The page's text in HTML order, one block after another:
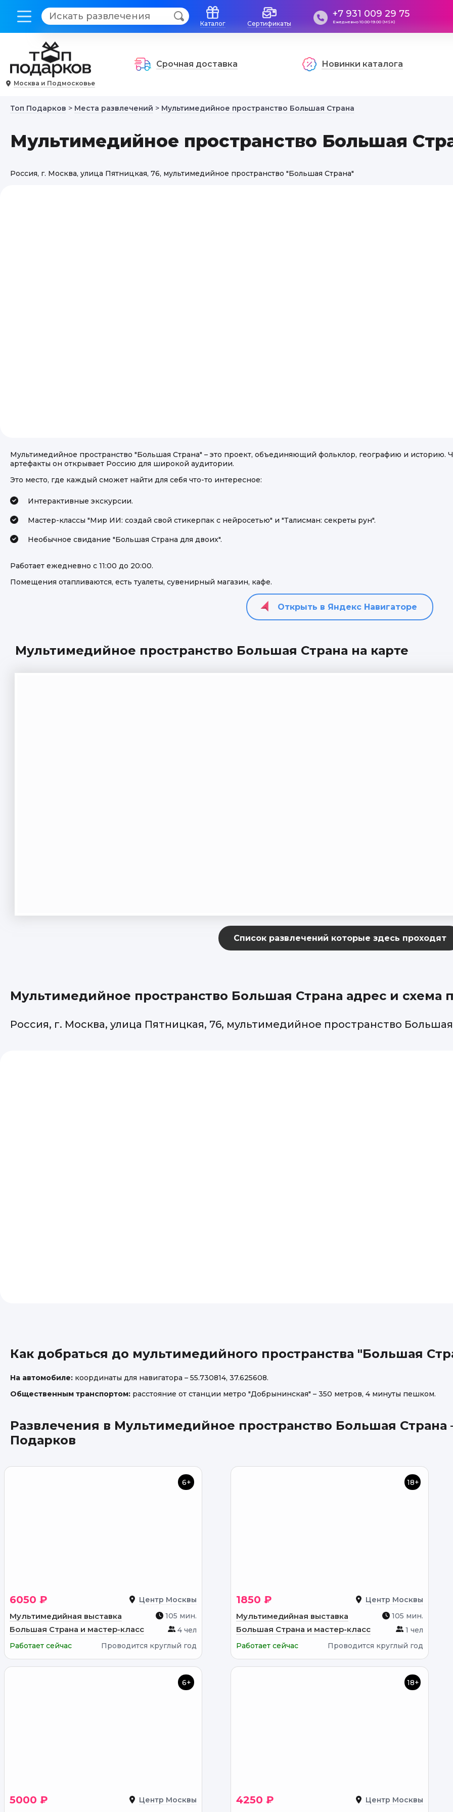
Каталог Сертификаты
+7 931 009 29 75
Ежедневно 10.00-19.00 (MSK)
Москва и Подмосковье
Срочная доставка Новинки каталога
Топ Подарков > Места развлечений > Мультимедийное пространство Большая Страна
Мультимедийное пространство Большая
Россия, г. Москва, улица Пятницкая, 76, мультимедийное пространство "Большая Страна"
Мультимедийное пространство "Большая Страна" – это проект, объединяющий фольклор, географию и историю.
артефакты он открывает Россию для широкой аудитории.
Это место, где каждый сможет найти для себя что-то интересное:
Интерактивные экскурсии.
Мастер-классы "Мир ИИ: создай свой стикерпак с нейросетью" и "Талисман: секреты рун".
Необычное свидание "Большая Страна для двоих".
Работает ежедневно с 11:00 до 20:00.
Помещения отапливаются, есть туалеты, сувенирный магазин, кафе.
Мультимедийное пространство Большая Страна на карте
Мультимедийное пространство Большая Страна адрес и схема
Россия, г. Москва, улица Пятницкая, 76, мультимедийное пространство
Как добраться до мультимедийного пространства "Большая
На автомобиле: координаты для навигатора – 55.730814, 37.625608.
Общественным транспортом: расстояние от станции метро "Добрынинская" – 350 метров, 4 минуты пешком.
Развлечения в Мультимедийное пространство Большая Страна
Подарков
6+
6050 ₽ Центр Москвы
Мультимедийная выставка
Большая Страна и мастер-класс
105 мин.
4 чел
Работает сейчас
Проводится круглый год
18+
1850 ₽ Центр Москвы
Мультимедийная выставка
Большая Страна и мастер-класс
105 мин.
1 чел
Работает сейчас
Проводится круглый год
6+
5000 ₽ Центр Москвы
18+
4250 ₽ Центр Москвы